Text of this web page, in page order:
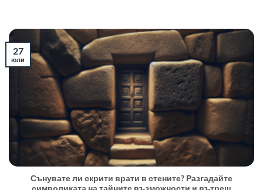
Сънувате ли скрити врати в стените? Разгадайте
27
юли